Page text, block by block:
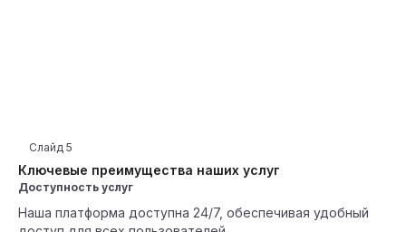
Ключевые преимущества наших услуг
Слайд 5
Доступность услуг
Наша платформа доступна 24/7, обеспечивая удобный